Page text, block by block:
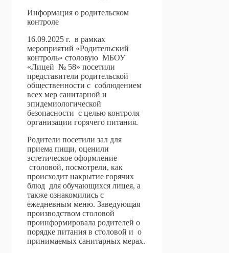
Информация о родительском
контроле
16.09.2025 г. в рамках
мероприятий «Родительский
контроль» столовую МБОУ
«Лицей № 58» посетили
представители родительской
общественности с соблюдением
всех мер санитарной и
эпидемиологической
безопасности с целью контроля
организации горячего питания.
Родители посетили зал для
приема пищи, оценили
эстетическое оформление
столовой, посмотрели, как
происходит накрытие горячих
блюд для обучающихся лицея, а
также ознакомились с
ежедневным меню. Заведующая
производством столовой
проинформировала родителей о
порядке питания в столовой и о
принимаемых санитарных мерах.